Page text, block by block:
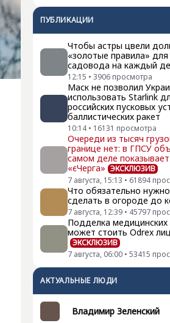
ПУБЛИКАЦИИ
Чтобы астры цвели
«золотые правила»
садовода на каждый
12:15 • 3906 просмотра
Маск не позволил
использовать Starlink
российских пусковых
баллистических ракет
10:14 • 16131 просмотра
Очереди из тысяч
границе нет: в ГПСУ
самом деле
«єЧерга» ЭКСКЛЮЗИВ
7 августа, 15:13 • 61894
Что обязательно
сделать в огороде до
7 августа, 12:39 • 45797
Подделка
может стоить Odrex
ЭКСКЛЮЗИВ
7 августа, 06:00 • 53415
АКТУАЛЬНЫЕ ЛЮДИ
Владимир Зеленский